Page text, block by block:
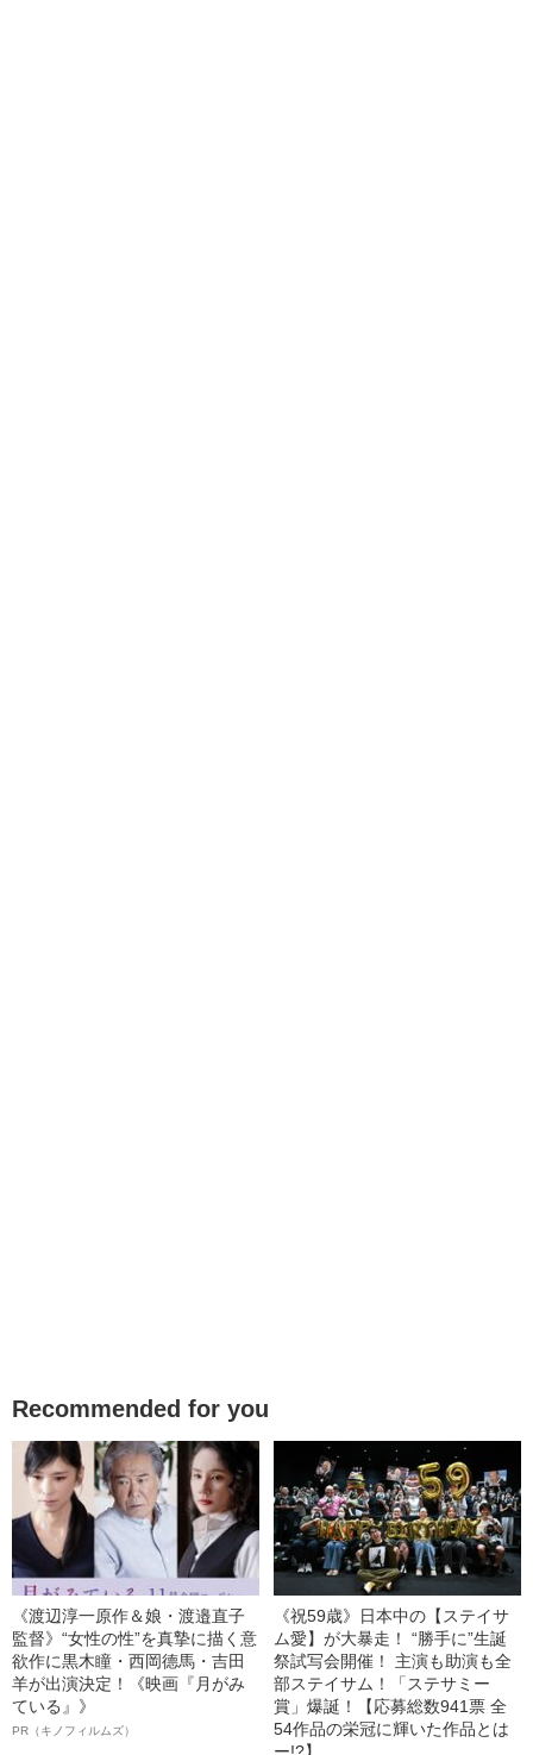
Recommended for you
《渡辺淳一原作＆娘・渡邉直子
監督》“女性の性”を真摯に描く意
欲作に黒木瞳・西岡德馬・吉田
羊が出演決定！《映画『月がみ
ている』》
PR（キノフィルムズ）
《祝59歳》日本中の【ステイサ
ム愛】が大暴走！ “勝手に”生誕
祭試写会開催！ 主演も助演も全
部ステイサム！「ステサミー
賞」爆誕！【応募総数941票 全
54作品の栄冠に輝いた作品とは
ー!?】